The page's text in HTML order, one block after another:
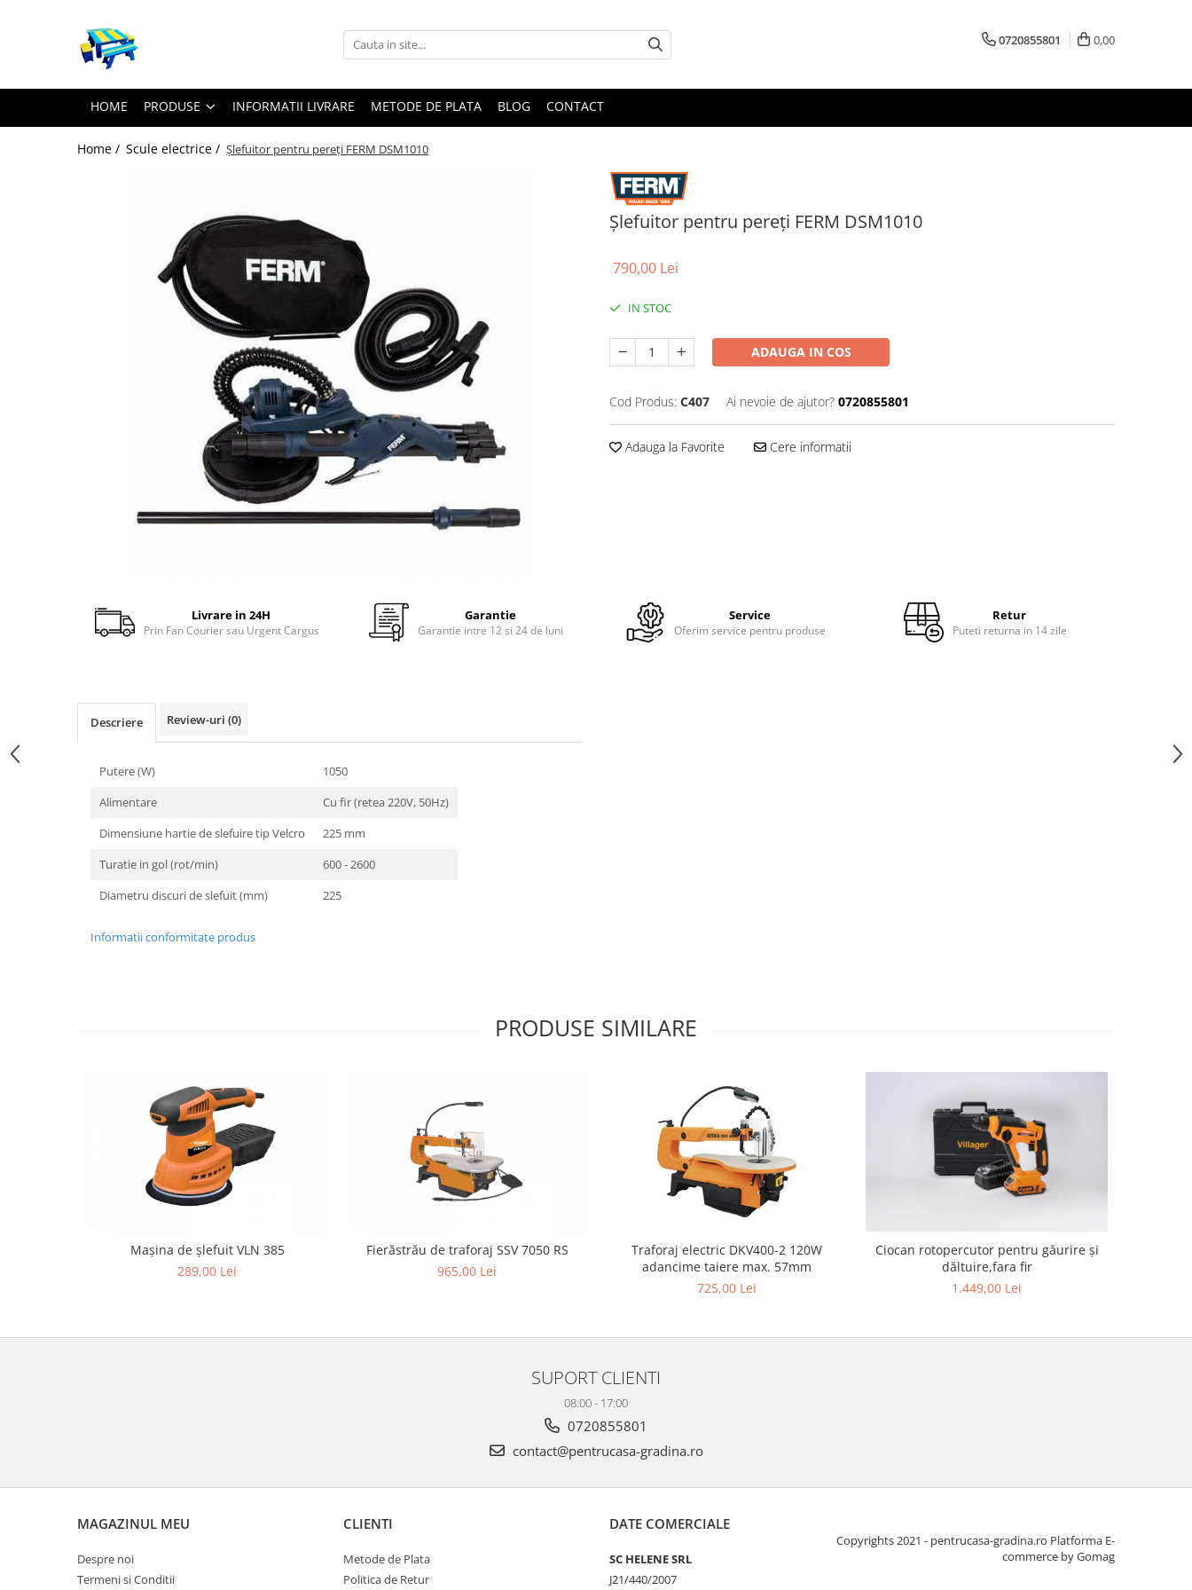
Produse
Articole pentru gradina
Atomizoare
Scule electrice
0720855801 0,00
HOME PRODUSE INFORMATII LIVRARE METODE DE PLATA BLOG CONTACT
Home / Scule electrice / Şlefuitor pentru pereţi FERM DSM1010
Şlefuitor pentru pereţi FERM DSM1010
790,00 Lei
IN STOC
ADAUGA IN COS
Cod Produs: C407 Ai nevoie de ajutor? 0720855801
Adauga la Favorite Cere informatii
Livrare in 24H
Prin Fan Courier sau Urgent Cargus
Garantie
Garantie intre 12 si 24 de luni
Service
Oferim service pentru produse
Retur
Puteti returna in 14 zile
Descriere Review-uri (0)
Putere (W)
1050
Alimentare
Cu fir (retea 220V, 50Hz)
Dimensiune hartie de slefuire tip Velcro
225 mm
Turatie in gol (rot/min)
600 - 2600
Diametru discuri de slefuit (mm)
225
Informatii conformitate produs
PRODUSE SIMILARE
Mașina de șlefuit VLN 385
289,00 Lei
Fierăstrău de traforaj SSV 7050 RS
965,00 Lei
Traforaj electric DKV400-2 120W
adancime taiere max. 57mm
725,00 Lei
Ciocan rotopercutor pentru găurire și
dăltuire,fara fir
1.449,00 Lei
SUPORT CLIENTI
08:00 - 17:00
0720855801
contact@pentrucasa-gradina.ro
MAGAZINUL MEU
Despre noi
Termeni si Conditii
CLIENTI
Metode de Plata
Politica de Retur
DATE COMERCIALE
SC HELENE SRL
J21/440/2007
Copyrights 2021 - pentrucasa-gradina.ro Platforma E-
commerce by Gomag